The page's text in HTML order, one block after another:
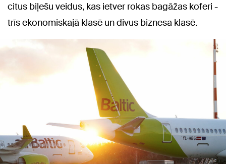
citus biļešu veidus, kas ietver rokas bagāžas koferi -
trīs ekonomiskajā klasē un divus biznesa klasē.